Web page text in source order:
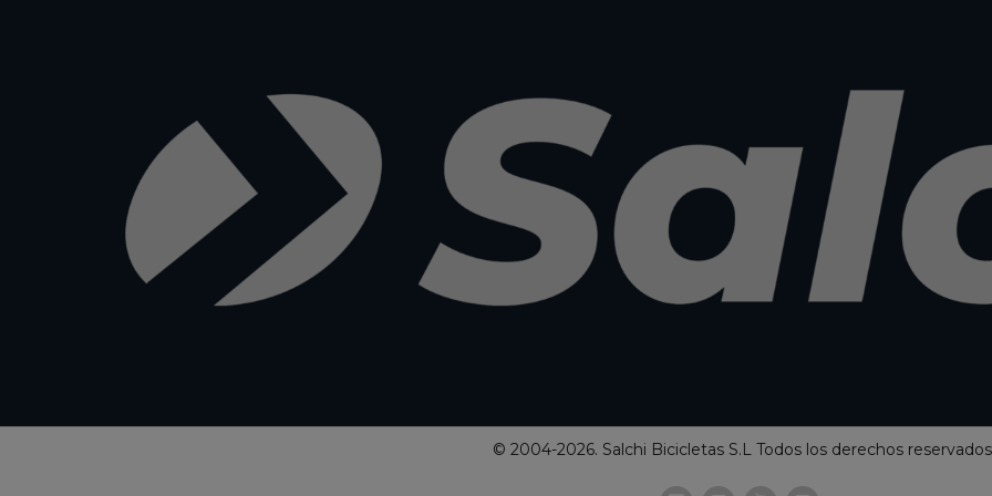
© 2004-2026. Salchi Bicicletas S.L Todos los derechos